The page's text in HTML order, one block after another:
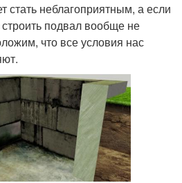
стать неблагоприятным, а если
подвал вообще не
что все условия нас